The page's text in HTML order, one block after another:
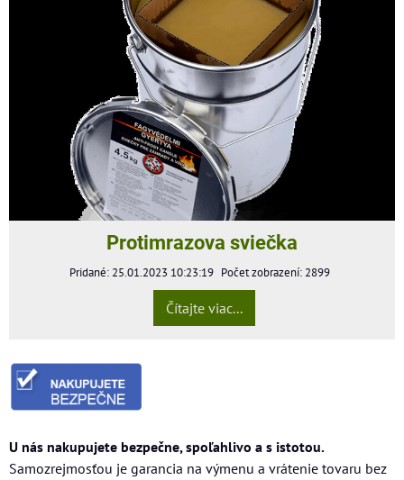
Protimrazova sviečka
Pridané: 25.01.2023 10:23:19 Počet zobrazení: 2899
Čítajte viac...
U nás nakupujete bezpečne, spoľahlivo a s istotou.
Samozrejmosťou je garancia na výmenu a vrátenie tovaru bez